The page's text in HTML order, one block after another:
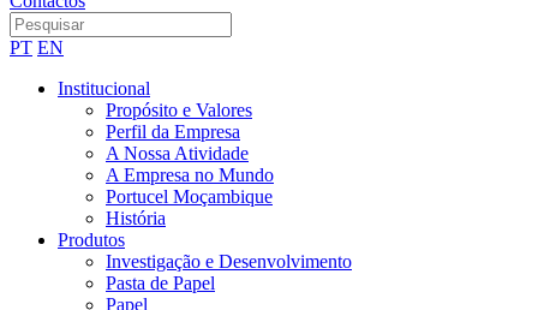
PT EN
Institucional
Propósito e Valores
Perfil da Empresa
A Nossa Atividade
A Empresa no Mundo
Portucel Moçambique
História
Produtos
Investigação e Desenvolvimento
Pasta de Papel
Papel